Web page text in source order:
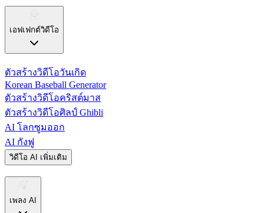
เอฟเฟกต์วิดีโอ
ตัวสร้างวิดีโอวันเกิด
Korean Baseball Generator
ตัวสร้างวิดีโอคริสต์มาส
ตัวสร้างวิดีโอศิลป์ Ghibli
AI โลกซูมออก
AI กังฟู
วิดีโอ AI เพิ่มเติม
เพลง AI